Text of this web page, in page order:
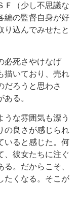
Ｆ（少し不思議な
編の監督自身が好
り込んでみせたと
必死さやけなげ
描いており、売れ
だろうと思わさ
る。
な雰囲気も漂う
の良さが感じられ
いると感じた。何
、彼女たちに注ぐ
。だからこそ、
たくなる。そこが